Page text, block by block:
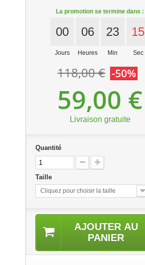
La promotion se termine dans :
00
Jours
06
Heures
23
Min
14
Sec
118,00 € -50%
59,00 €
Livraison gratuite
Quantité
Taille
Cliquez pour choisir la taille
AJOUTER AU
PANIER